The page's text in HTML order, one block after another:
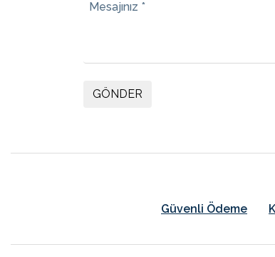
Mesajınız *
GÖNDER
Güvenli Ödeme